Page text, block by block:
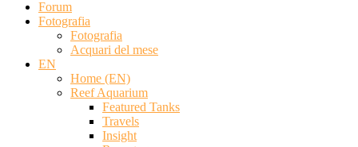
Forum
Fotografia
Fotografia
Acquari del mese
EN
Home (EN)
Reef Aquarium
Featured Tanks
Travels
Insight